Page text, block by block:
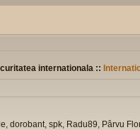
internationala ::
dorobant, spk, Radu89, Pârvu